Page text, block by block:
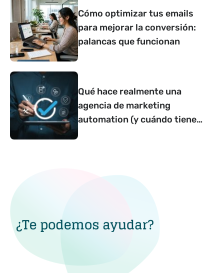
Cómo optimizar tus emails
para mejorar la conversión:
palancas que funcionan
Qué hace realmente una
agencia de marketing
automation (y cuándo tiene